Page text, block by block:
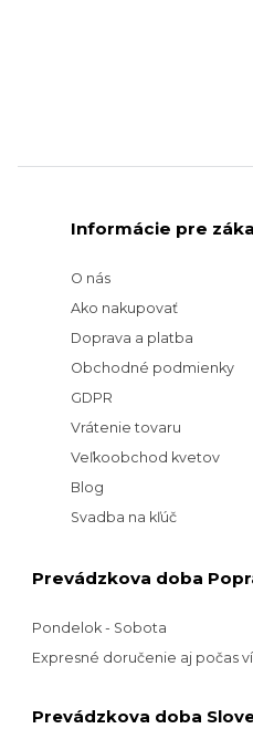
Informácie pre
O nás
Ako nakupovať
Doprava a platba
Obchodné podmienky
GDPR
Vrátenie tovaru
Veľkoobchod kvetov
Blog
Svadba na kľúč
Prevádzkova doba
Pondelok - Sobota
Expresné doručenie aj počas
Prevádzkova doba